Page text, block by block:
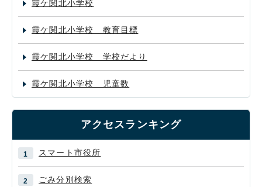
霞ケ関北小学校
霞ケ関北小学校 教育目標
霞ケ関北小学校 学校だより
霞ケ関北小学校 児童数
アクセスランキング
スマート市役所
ごみ分別検索